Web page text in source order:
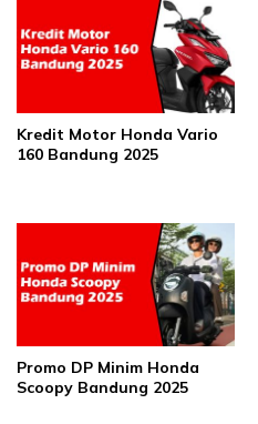
Kredit Motor Honda Vario
160 Bandung 2025
Promo DP Minim Honda
Scoopy Bandung 2025